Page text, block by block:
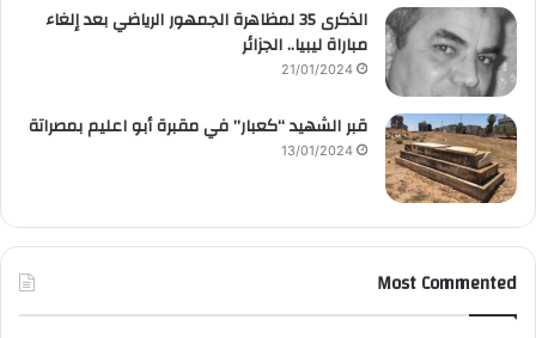
الذكرى 35 لمظاهرة الجمهور الرياضي بعد إلغاء
مباراة ليبيا.. الجزائر
21/01/2024
قبر الشهيد “كعبار” في مقبرة أبو اعليم بمصراتة
13/01/2024
Most Commented